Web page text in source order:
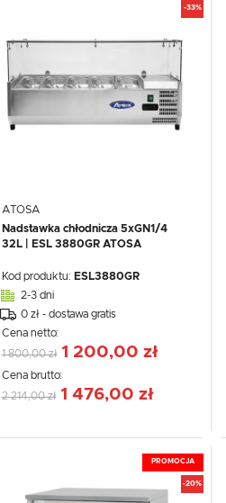
-33%
ATOSA
Nadstawka chłodnicza 5xGN1/4
32L | ESL 3880GR ATOSA
Kod produktu: ESL3880GR
2-3 dni
0 zł - dostawa gratis
Cena netto:
1 800,00 zł 1 200,00 zł
Cena brutto:
2 214,00 zł 1 476,00 zł
PROMOCJA
-20%